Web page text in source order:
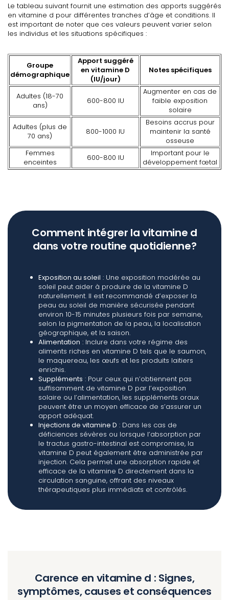
Le tableau suivant fournit une estimation des apports suggérés
en vitamine d pour différentes tranches d’âge et conditions. Il
est important de noter que ces valeurs peuvent varier selon
les individus et les situations spécifiques :
Groupe
démographique
Apport suggéré
en vitamine D
(IU/jour)
Notes spécifiques
Adultes (18-70
ans)
600-800 IU
Augmenter en cas de
faible exposition
solaire
Adultes (plus de
70 ans)
800-1000 IU
Besoins accrus pour
maintenir la santé
osseuse
Femmes
enceintes
600-800 IU
Important pour le
développement fœtal
Comment intégrer la vitamine d
dans votre routine quotidienne?
Exposition au soleil : Une exposition modérée au
soleil peut aider à produire de la vitamine D
naturellement. Il est recommandé d’exposer la
peau au soleil de manière sécurisée pendant
environ 10-15 minutes plusieurs fois par semaine,
selon la pigmentation de la peau, la localisation
géographique, et la saison.
Alimentation : Inclure dans votre régime des
aliments riches en vitamine D tels que le saumon,
le maquereau, les œufs et les produits laitiers
enrichis.
Suppléments : Pour ceux qui n’obtiennent pas
suffisamment de vitamine D par l’exposition
solaire ou l’alimentation, les suppléments oraux
peuvent être un moyen efficace de s’assurer un
apport adéquat.
Injections de vitamine D : Dans les cas de
déficiences sévères ou lorsque l’absorption par
le tractus gastro-intestinal est compromise, la
vitamine D peut également être administrée par
injection. Cela permet une absorption rapide et
efficace de la vitamine D directement dans la
circulation sanguine, offrant des niveaux
thérapeutiques plus immédiats et contrôlés.
Carence en vitamine d : Signes,
symptômes, causes et conséquences